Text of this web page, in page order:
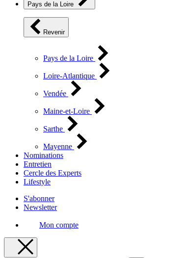
Pays de la Loire
Revenir
Pays de la Loire
Loire-Atlantique
Vendée
Maine-et-Loire
Sarthe
Mayenne
Nominations
Entretien
Cercle des Experts
Lifestyle
S'abonner
Newsletter
Mon compte